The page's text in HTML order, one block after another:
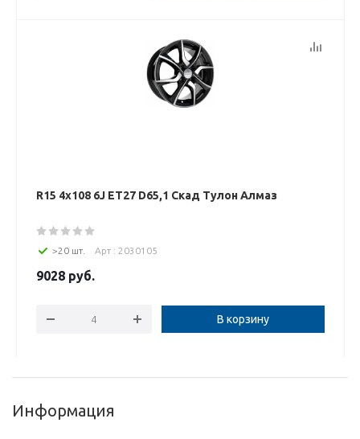
R15 4x108 6J ET27 D65,1 Скад Тулон Алмаз
>20 шт. Арт : 2030105
9028 руб.
В корзину
Информация